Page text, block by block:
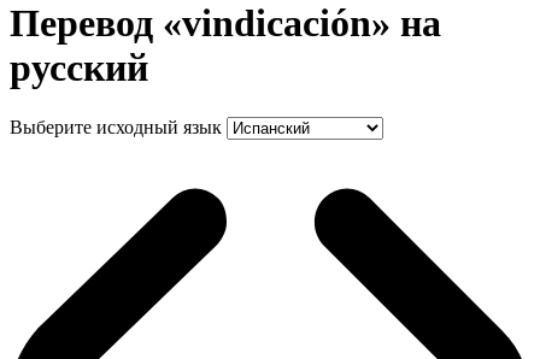
Перевод «vindicación» на
русский
Выберите исходный язык